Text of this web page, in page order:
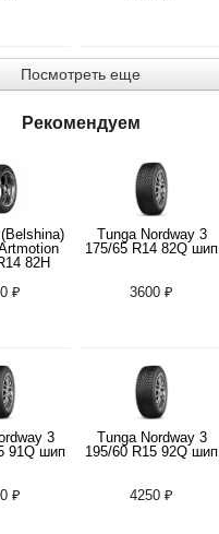
Посмотреть еще
Рекомендуем
82H
₽
Tunga Nordway 3
175/65 R14 82Q шип
3600 ₽
3
91Q шип
₽
Tunga Nordway 3
195/60 R15 92Q шип
4250 ₽